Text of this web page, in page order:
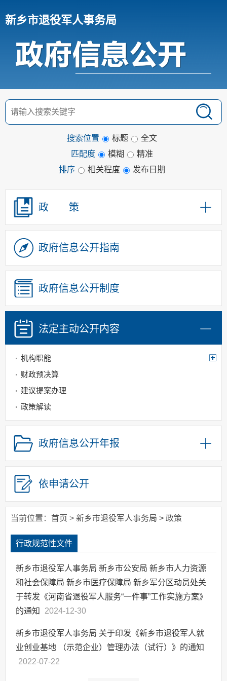
新乡市退役军人事务局
搜索位置 标题
全文
匹配度
模糊
精准
排序
相关程度 发布日期
政 策
政府信息公开指南
政府信息公开制度
法定主动公开内容
机构职能
财政预决算
建议提案办理
政策解读
政府信息公开年报
依申请公开
当前位置： 首页 > 新乡市退役军人事务局 > 政策
行政规范性文件
​新乡市退役军人事务局 新乡市公安局 新乡市人力资源
和社会保障局 新乡市医疗保障局 新乡军分区动员处关
于转发《河南省退役军人服务“一件事”工作实施方案》
的通知
2024-12-30
新乡市退役军人事务局 关于印发《新乡市退役军人就
业创业基地 （示范企业）管理办法（试行）》的通知
2022-07-22